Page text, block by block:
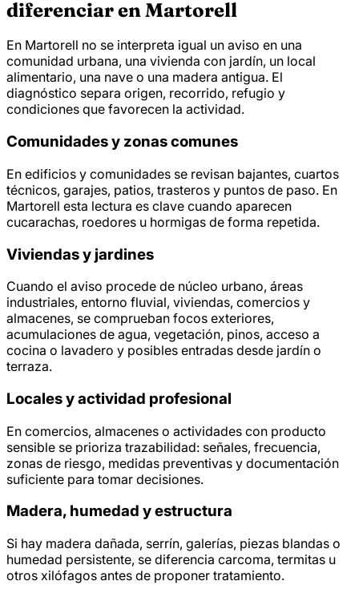
diferenciar en Martorell
En Martorell no se interpreta igual un aviso en una
comunidad urbana, una vivienda con jardín, un local
alimentario, una nave o una madera antigua. El
diagnóstico separa origen, recorrido, refugio y
condiciones que favorecen la actividad.
Comunidades y zonas comunes
En edificios y comunidades se revisan bajantes, cuartos
técnicos, garajes, patios, trasteros y puntos de paso. En
Martorell esta lectura es clave cuando aparecen
cucarachas, roedores u hormigas de forma repetida.
Viviendas y jardines
Cuando el aviso procede de núcleo urbano, áreas
industriales, entorno fluvial, viviendas, comercios y
almacenes, se comprueban focos exteriores,
acumulaciones de agua, vegetación, pinos, acceso a
cocina o lavadero y posibles entradas desde jardín o
terraza.
Locales y actividad profesional
En comercios, almacenes o actividades con producto
sensible se prioriza trazabilidad: señales, frecuencia,
zonas de riesgo, medidas preventivas y documentación
suficiente para tomar decisiones.
Madera, humedad y estructura
Si hay madera dañada, serrín, galerías, piezas blandas o
humedad persistente, se diferencia carcoma, termitas u
otros xilófagos antes de proponer tratamiento.